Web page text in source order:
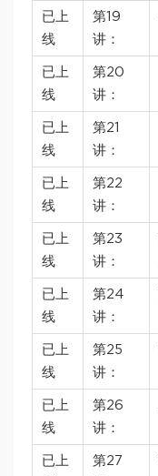
已上
线
第19
讲：
已上
线
第20
讲：
已上
线
第21
讲：
已上
线
第22
讲：
已上
线
第23
讲：
已上
线
第24
讲：
已上
线
第25
讲：
已上
线
第26
讲：
已上
第27